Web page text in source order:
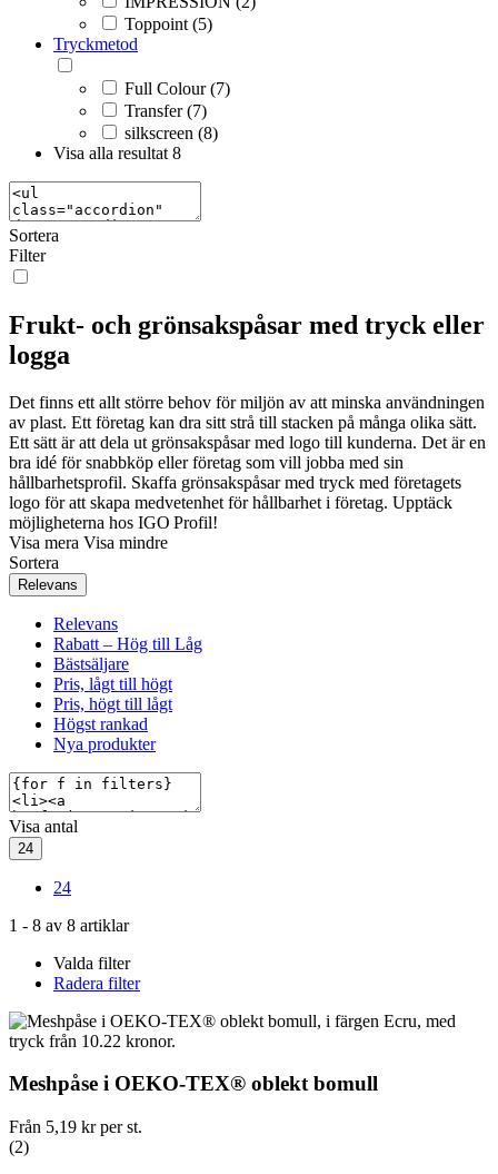
Toppoint (5)
Tryckmetod
Full Colour (7)
Transfer (7)
silkscreen (8)
Visa alla resultat 8
Sortera
Filter
Frukt- och grönsakspåsar med tryck eller
logga
Det finns ett allt större behov för miljön av att minska användningen
av plast. Ett företag kan dra sitt strå till stacken på många olika sätt.
Ett sätt är att dela ut grönsakspåsar med logo till kunderna. Det är en
bra idé för snabbköp eller företag som vill jobba med sin
hållbarhetsprofil. Skaffa grönsakspåsar med tryck med företagets
logo för att skapa medvetenhet för hållbarhet i företag. Upptäck
möjligheterna hos IGO Profil!
Visa mera Visa mindre
Sortera
Relevans
Relevans
Rabatt – Hög till Låg
Bästsäljare
Pris, lågt till högt
Pris, högt till lågt
Högst rankad
Nya produkter
Visa antal
24
24
1 - 8 av 8 artiklar
Valda filter
Radera filter
Meshpåse i OEKO-TEX® oblekt bomull
Från 5,19 krper st.
(2)